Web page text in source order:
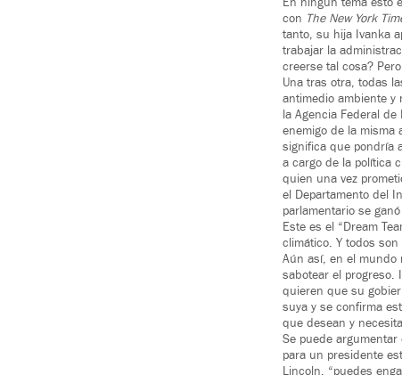
con The New York
tanto, su hija Ivanka
trabajar la
creerse tal cosa?
Una tras otra, todas
antimedio ambiente y
la Agencia Federal
enemigo de la misma
significa que pondría
a cargo de la política
quien una vez
el Departamento del
parlamentario se
Este es el “Dream
climático. Y todos
Aún así, en el mundo
sabotear el progreso.
quieren que su
suya y se confirma
que desean y
Se puede
para un presidente